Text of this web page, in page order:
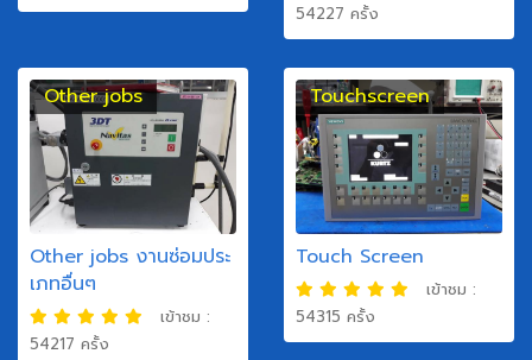
54227 ครั้ง
Other jobs
Other jobs งานซ่อมประ
เภทอื่นๆ
เข้าชม :
54217 ครั้ง
Touchscreen
Touch Screen
เข้าชม :
54315 ครั้ง